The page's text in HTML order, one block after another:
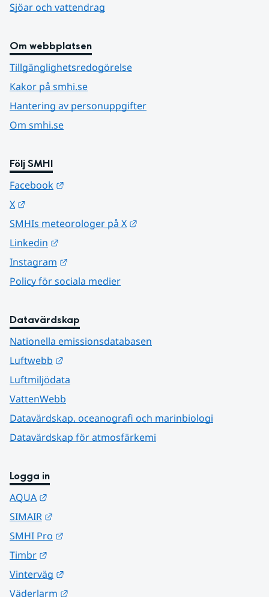
Sjöar och vattendrag
Om webbplatsen
Tillgänglighetsredogörelse
Kakor på smhi.se
Hantering av personuppgifter
Om smhi.se
Följ SMHI
Facebook
X
SMHIs meteorologer på X
Linkedin
Instagram
Policy för sociala medier
Datavärdskap
Nationella emissionsdatabasen
Luftwebb
Luftmiljödata
VattenWebb
Datavärdskap, oceanografi och marinbiologi
Datavärdskap för atmosfärkemi
Logga in
AQUA
SIMAIR
SMHI Pro
Timbr
Vinterväg
Väderlarm